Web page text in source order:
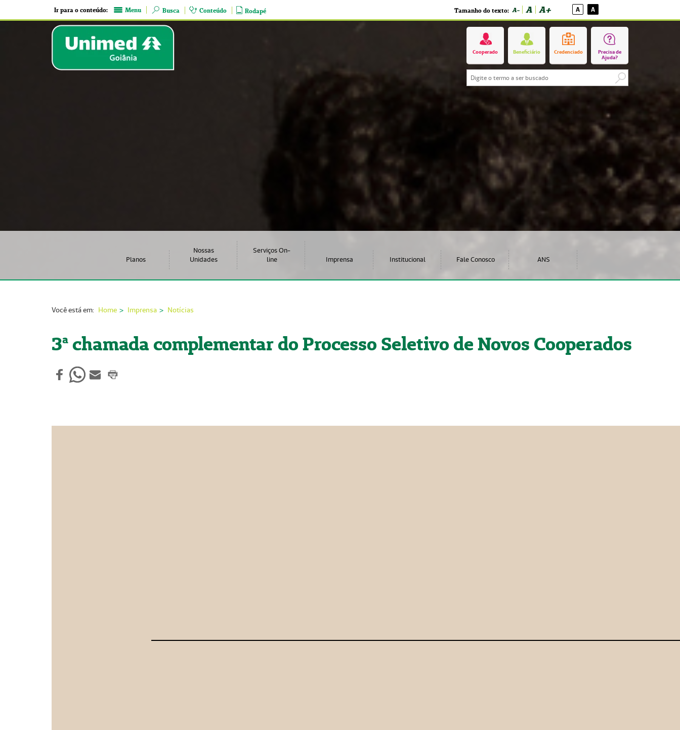
Ir para o conteúdo: Menu Busca Conteúdo Rodapé Tamanho do texto: A- A A+ A A
Cooperado Beneficiário Credenciado
Precisa de
Ajuda?
Planos
Nossas
Unidades
Serviços On-
line
Imprensa Institucional Fale Conosco ANS
Você está em: Home Imprensa Notícias
3ª chamada complementar do Processo Seletivo de Novos Cooperados